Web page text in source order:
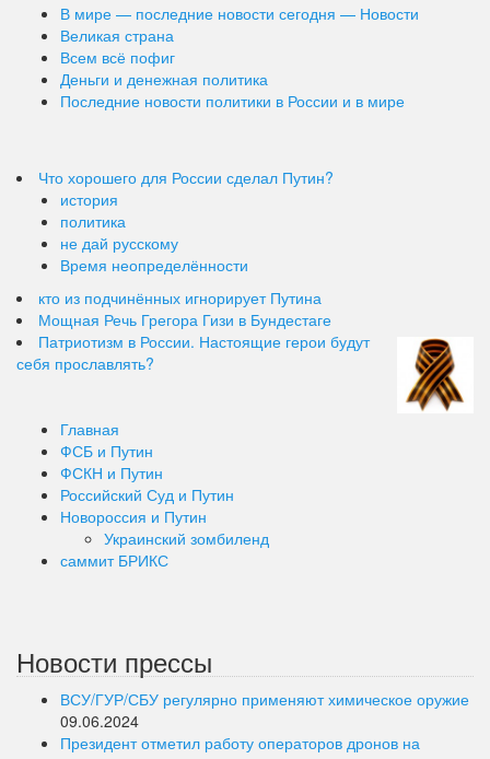
В мире — последние новости сегодня — Новости
Великая страна
Всем всё пофиг
Деньги и денежная политика
Последние новости политики в России и в мире
Что хорошего для России сделал Путин?
история
политика
не дай русскому
Время неопределённости
кто из подчинённых игнорирует Путина
Мощная Речь Грегора Гизи в Бундестаге
Патриотизм в России. Настоящие герои будут
себя прославлять?
Главная
ФСБ и Путин
ФСКН и Путин
Российский Суд и Путин
Новороссия и Путин
Украинский зомбиленд
саммит БРИКС
Новости прессы
ВСУ/ГУР/СБУ регулярно применяют химическое оружие
09.06.2024
Президент отметил работу операторов дронов на